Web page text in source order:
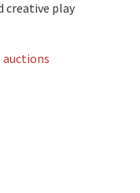
creative play